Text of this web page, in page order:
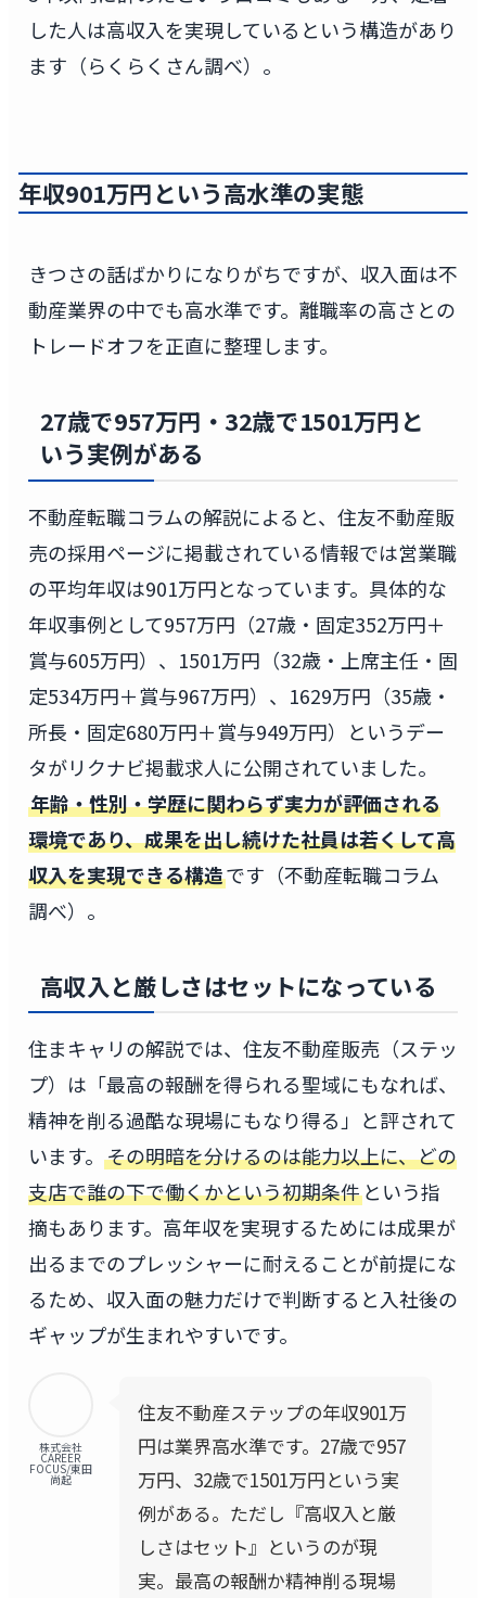
した人は高収入を実現しているという構造があり
ます（らくらくさん調べ）。
年収901万円という高水準の実態
きつさの話ばかりになりがちですが、収入面は不
動産業界の中でも高水準です。離職率の高さとの
トレードオフを正直に整理します。
27歳で957万円・32歳で1501万円と
いう実例がある
不動産転職コラムの解説によると、住友不動産販
売の採用ページに掲載されている情報では営業職
の平均年収は901万円となっています。具体的な
年収事例として957万円（27歳・固定352万円＋
賞与605万円）、1501万円（32歳・上席主任・固
定534万円＋賞与967万円）、1629万円（35歳・
所長・固定680万円＋賞与949万円）というデー
タがリクナビ掲載求人に公開されていました。
年齢・性別・学歴に関わらず実力が評価される
環境であり、成果を出し続けた社員は若くして高
収入を実現できる構造です（不動産転職コラム
調べ）。
高収入と厳しさはセットになっている
住まキャリの解説では、住友不動産販売（ステッ
プ）は「最高の報酬を得られる聖域にもなれば、
精神を削る過酷な現場にもなり得る」と評されて
います。 その明暗を分けるのは能力以上に、どの
支店で誰の下で働くかという初期条件という指
摘もあります。高年収を実現するためには成果が
出るまでのプレッシャーに耐えることが前提にな
るため、収入面の魅力だけで判断すると入社後の
ギャップが生まれやすいです。
株式会社
CAREER
FOCUS/東田
尚起
住友不動産ステップの年収901万
円は業界高水準です。27歳で957
万円、32歳で1501万円という実
例がある。ただし『高収入と厳
しさはセット』というのが現
実。最高の報酬か精神削る現場